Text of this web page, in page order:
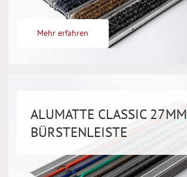
Mehr erfahren
ALUMATTE CLASSIC 27MM
BÜRSTENLEISTE